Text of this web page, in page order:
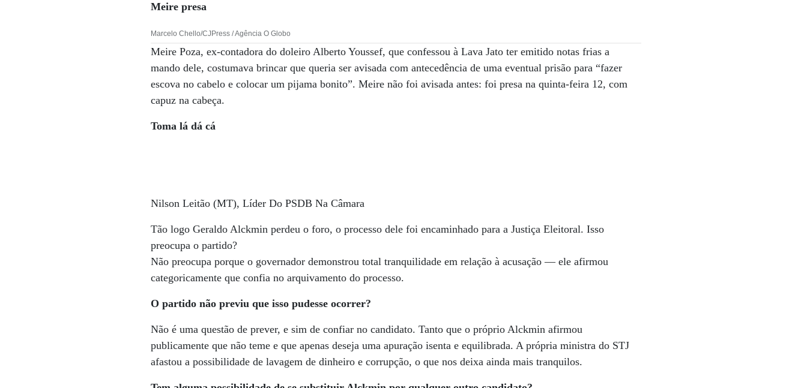
Meire presa
Marcelo Chello/CJPress / Agência O Globo
Meire Poza, ex-contadora do doleiro Alberto Youssef, que confessou à Lava Jato ter emitido notas frias a
mando dele, costumava brincar que queria ser avisada com antecedência de uma eventual prisão para “fazer
escova no cabelo e colocar um pijama bonito”. Meire não foi avisada antes: foi presa na quinta-feira 12, com
capuz na cabeça.
Toma lá dá cá
Nilson Leitão (MT), Líder Do PSDB Na Câmara
Tão logo Geraldo Alckmin perdeu o foro, o processo dele foi encaminhado para a Justiça Eleitoral. Isso
preocupa o partido?
Não preocupa porque o governador demonstrou total tranquilidade em relação à acusação — ele afirmou
categoricamente que confia no arquivamento do processo.
O partido não previu que isso pudesse ocorrer?
Não é uma questão de prever, e sim de confiar no candidato. Tanto que o próprio Alckmin afirmou
publicamente que não teme e que apenas deseja uma apuração isenta e equilibrada. A própria ministra do STJ
afastou a possibilidade de lavagem de dinheiro e corrupção, o que nos deixa ainda mais tranquilos.